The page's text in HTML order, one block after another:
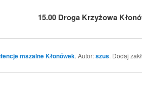
15.00 Droga Krzyżowa
mszalne Kłonówek. Autor:szus. Dodaj